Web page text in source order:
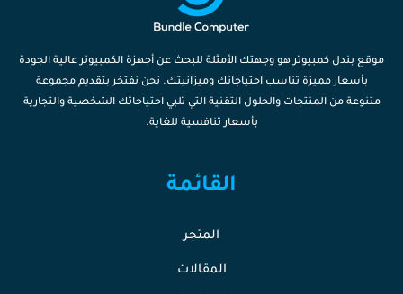
موقع بندل كمبيوتر هو وجهتك الأمثلة للبحث عن أجهزة الكمبيوتر عالية الجودة
بأسعار مميزة تناسب احتياجاتك وميزانيتك. نحن نفتخر بتقديم مجموعة
متنوعة من المنتجات والحلول التقنية التي تلبي احتياجاتك الشخصية والتجارية
بأسعار تنافسية للغاية.
القائمة
المتجر
المقالات